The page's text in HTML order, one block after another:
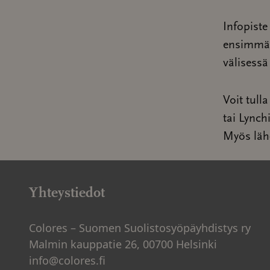
Voit tulla
tai
Myös
Yhteystiedot
Colores – Suomen Suolistosyöpäyhdistys ry
Malmin kauppatie 26, 00700 Helsinki
info@colores.fi